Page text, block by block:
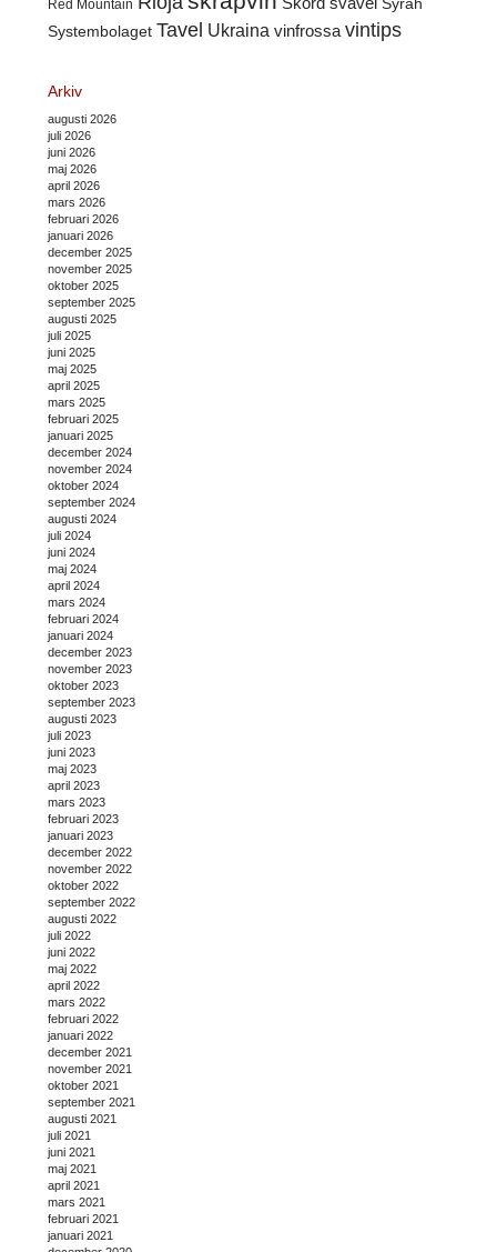
Red Mountain
Systembolaget Tavel Ukraina vinfrossa vintips
Arkiv
augusti 2026
juli 2026
juni 2026
maj 2026
april 2026
mars 2026
februari 2026
januari 2026
december 2025
november 2025
oktober 2025
september 2025
augusti 2025
juli 2025
juni 2025
maj 2025
april 2025
mars 2025
februari 2025
januari 2025
december 2024
november 2024
oktober 2024
september 2024
augusti 2024
juli 2024
juni 2024
maj 2024
april 2024
mars 2024
februari 2024
januari 2024
december 2023
november 2023
oktober 2023
september 2023
augusti 2023
juli 2023
juni 2023
maj 2023
april 2023
mars 2023
februari 2023
januari 2023
december 2022
november 2022
oktober 2022
september 2022
augusti 2022
juli 2022
juni 2022
maj 2022
april 2022
mars 2022
februari 2022
januari 2022
december 2021
november 2021
oktober 2021
september 2021
augusti 2021
juli 2021
juni 2021
maj 2021
april 2021
mars 2021
februari 2021
januari 2021